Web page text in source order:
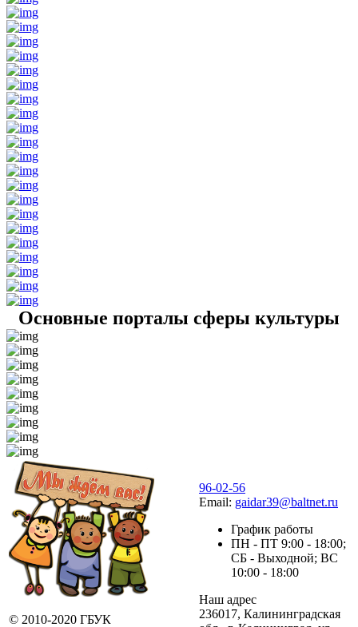
Основные порталы сферы культуры
© 2010-2020 ГБУК
96-02-56
Email: gaidar39@baltnet.ru
График работы
ПН - ПТ 9:00 - 18:00;
СБ - Выходной; ВС
10:00 - 18:00
Наш адрес
236017, Калининградская